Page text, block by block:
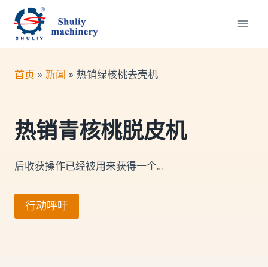
首页 » 新闻 » 热销绿核桃去壳机
热销青核桃脱皮机
后收获操作已经被用来获得一个…
行动呼吁